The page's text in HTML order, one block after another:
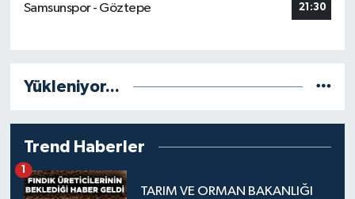
Samsunspor - Göztepe
21:30
Yükleniyor...
Trend Haberler
TARIM VE ORMAN BAKANLIĞI
1